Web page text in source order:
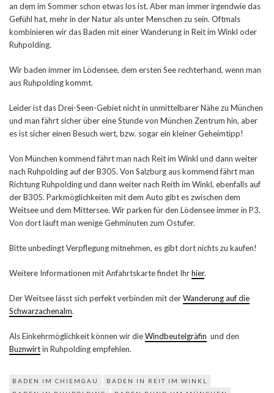
an dem im Sommer schon etwas los ist. Aber man immer irgendwie das
Gefühl hat, mehr in der Natur als unter Menschen zu sein. Oftmals
kombinieren wir das Baden mit einer Wanderung in Reit im Winkl oder
Ruhpolding.
Wir baden immer im Lödensee, dem ersten See rechterhand, wenn man
aus Ruhpolding kommt.
Leider ist das Drei-Seen-Gebiet nicht in unmittelbarer Nähe zu München
und man fährt sicher über eine Stunde von München Zentrum hin, aber
es ist sicher einen Besuch wert, bzw. sogar ein kleiner Geheimtipp!
Von München kommend fährt man nach Reit im Winkl und dann weiter
nach Ruhpolding auf der B305. Von Salzburg aus kommend fährt man
Richtung Ruhpolding und dann weiter nach Reith im Winkl, ebenfalls auf
der B305. Parkmöglichkeiten mit dem Auto gibt es zwischen dem
Weitsee und dem Mittersee. Wir parken für den Lödensee immer in P3.
Von dort läuft man wenige Gehminuten zum Ostufer.
Bitte unbedingt Verpflegung mitnehmen, es gibt dort nichts zu kaufen!
Weitere Informationen mit Anfahrtskarte findet Ihrhier.
Der Weitsee lässt sich perfekt verbinden mit derWanderung auf die
Schwarzachenalm.
Als Einkehrmöglichkeit können wir dieWindbeutelgräfin und den
Buznwirtin Ruhpolding empfehlen.
BADEN IM CHIEMGAU
BADEN IN REIT IM WINKL